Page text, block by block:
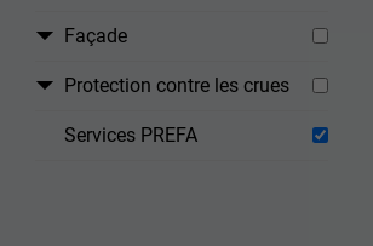
Façade
Protection contre les crues
Services PREFA